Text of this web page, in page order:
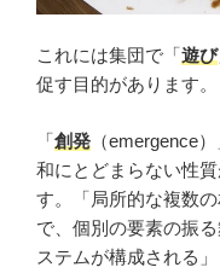
これには集団で「遊び
促す目的があります。
「創発 （emergence
和にとどまらない性
す。「局所的な複数
で、個別の要素の振
ステムが構成される」